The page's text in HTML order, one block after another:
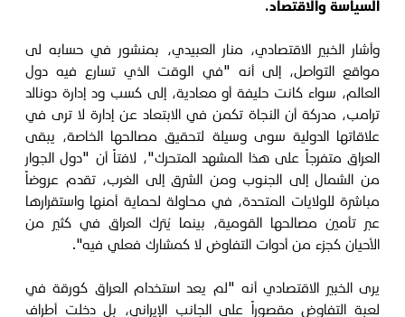
السياسة والاقتصاد.
وأشار الخبير الاقتصادي، منار العبيدي، بمنشور في حسابه لى
مواقع التواصل، إلى أنه "في الوقت الذي تسارع فيه دول
العالم، سواء كانت حليفة أو معادية، إلى كسب ود إدارة دونالد
ترامب، مدركة أن النجاة تكمن في الابتعاد عن إدارة لا ترى في
علاقاتها الدولية سوى وسيلة لتحقيق مصالحها الخاصة، يبقى
العراق متفرجاً على هذا المشهد المتحرك"، لافتاً أن "دول الجوار
من الشمال إلى الجنوب ومن الشرق إلى الغرب، تقدم عروضاً
مباشرة للولايات المتحدة، في محاولة لحماية أمنها واستقرارها
عبر تأمين مصالحها القومية، بينما يُترك العراق في كثير من
الأحيان كجزء من أدوات التفاوض لا كمشارك فعلي فيه".
يرى الخبير الاقتصادي أنه "لم يعد استخدام العراق كورقة في
لعبة التفاوض مقصوراً على الجانب الإيراني، بل دخلت أطراف